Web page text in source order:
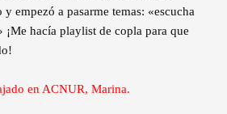
y empezó a pasarme temas: «escucha
¡Me hacía playlist de copla para que
en ACNUR, Marina.